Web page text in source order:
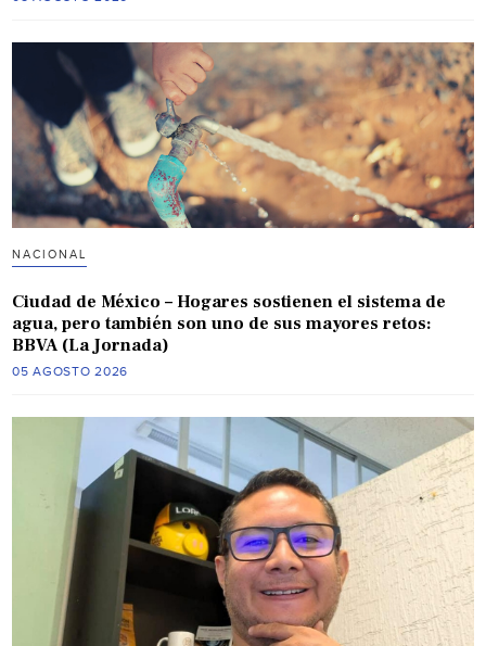
NACIONAL
Ciudad de México – Hogares sostienen el sistema de
agua, pero también son uno de sus mayores retos:
BBVA (La Jornada)
05 AGOSTO 2026